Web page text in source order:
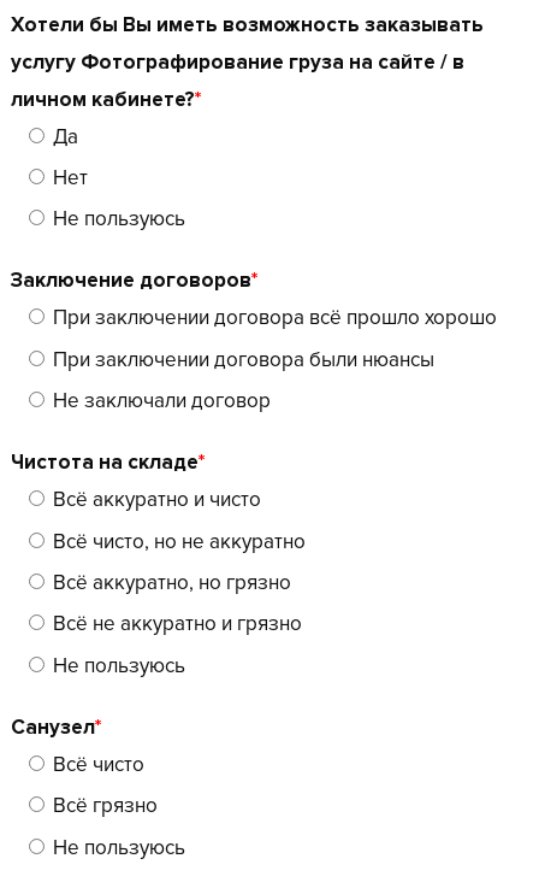
Хотели бы Вы иметь возможность заказывать
услугу Фотографирование груза на сайте / в
личном кабинете?*
Да
Нет
Не пользуюсь
Заключение договоров*
При заключении договора всё прошло хорошо
При заключении договора были нюансы
Не заключали договор
Чистота на складе*
Всё аккуратно и чисто
Всё чисто, но не аккуратно
Всё аккуратно, но грязно
Всё не аккуратно и грязно
Не пользуюсь
Санузел*
Всё чисто
Всё грязно
Не пользуюсь